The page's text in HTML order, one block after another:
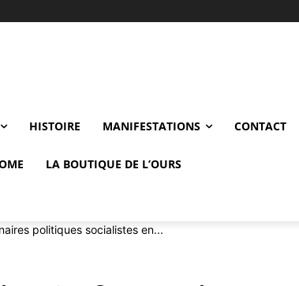
HISTOIRE MANIFESTATIONS CONTACT
LA BOUTIQUE DE L’OURS
politiques socialistes en...